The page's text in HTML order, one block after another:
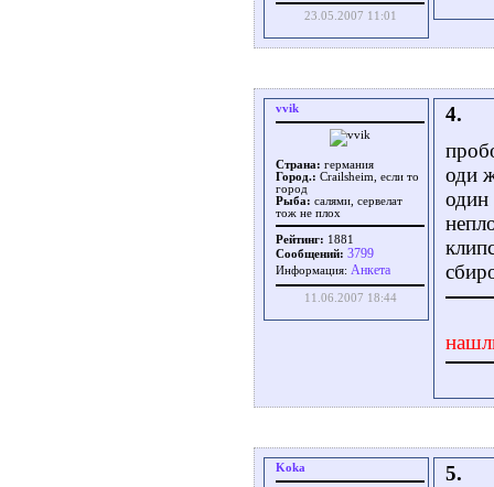
23.05.2007 11:01
vvik
Страна: германия
Город.: Crailsheim, если то
город
Рыба: салями, сервелат
тож не плох
Рейтинг: 1881
Сообщений: 3799
Информация: Aнкета
11.06.2007 18:44
4.
оди
один
Koka
5.